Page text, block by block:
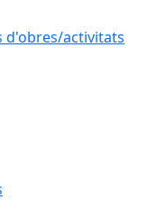
d'obres/activitats